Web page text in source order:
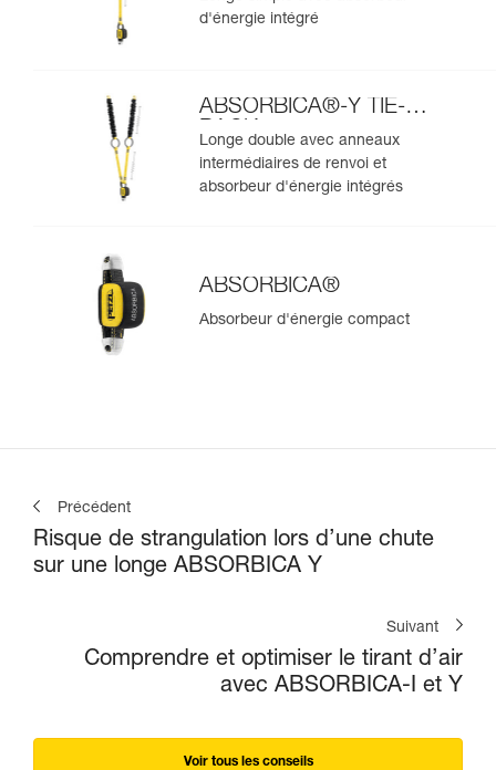
d'énergie intégré
ABSORBICA®-Y TIE-
BACK
Longe double avec anneaux
intermédiaires de renvoi et
absorbeur d'énergie intégrés
ABSORBICA®
Absorbeur d'énergie compact
Précédent
Risque de strangulation lors d’une chute
sur une longe ABSORBICA Y
Suivant
Comprendre et optimiser le tirant d’air
avec ABSORBICA-I et Y
Voir tous les conseils